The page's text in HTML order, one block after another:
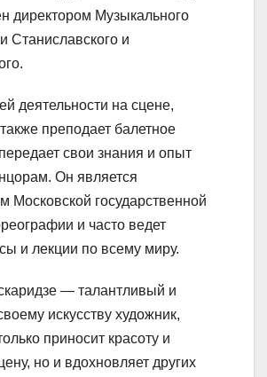
директором Музыкального
Станиславского и
деятельности на сцене,
преподает балетное
свои знания и опыт
Он является
Московской государственной
и часто ведет
и лекции по всему миру.
— талантливый и
искусству художник,
приносит красоту и
но и вдохновляет других